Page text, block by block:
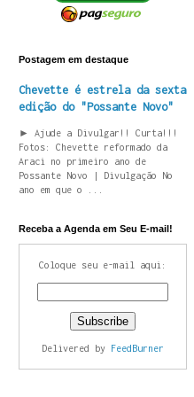
Postagem em destaque
Chevette é estrela da sexta
edição do "Possante Novo"
► Ajude a Divulgar!! Curta!!!
Fotos: Chevette reformado da
Araci no primeiro ano de
Possante Novo | Divulgação No
ano em que o ...
Receba a Agenda em Seu E-mail!
Coloque seu e-mail aqui:
Delivered by FeedBurner